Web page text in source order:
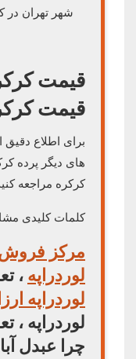
شهر تهران در
قیمت
قیمت
برای اطلاع
های دیگر پرده
کرکره مراجعه
کلمات کلیدی
مرکز فروش
لوردراپه،
لوردراپه
لوردراپه ،
چرا عبدل